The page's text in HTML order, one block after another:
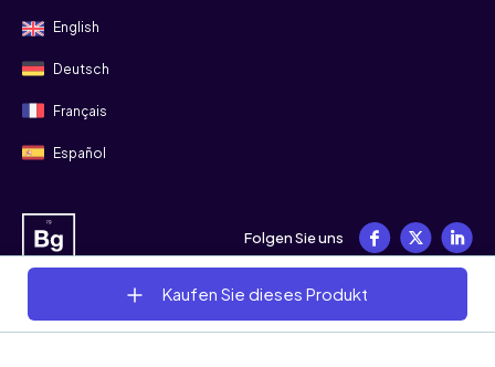
English
Deutsch
Français
Español
Folgen Sie uns
© 2008 - 2026 Bitgild
Kaufen Sie dieses Produkt